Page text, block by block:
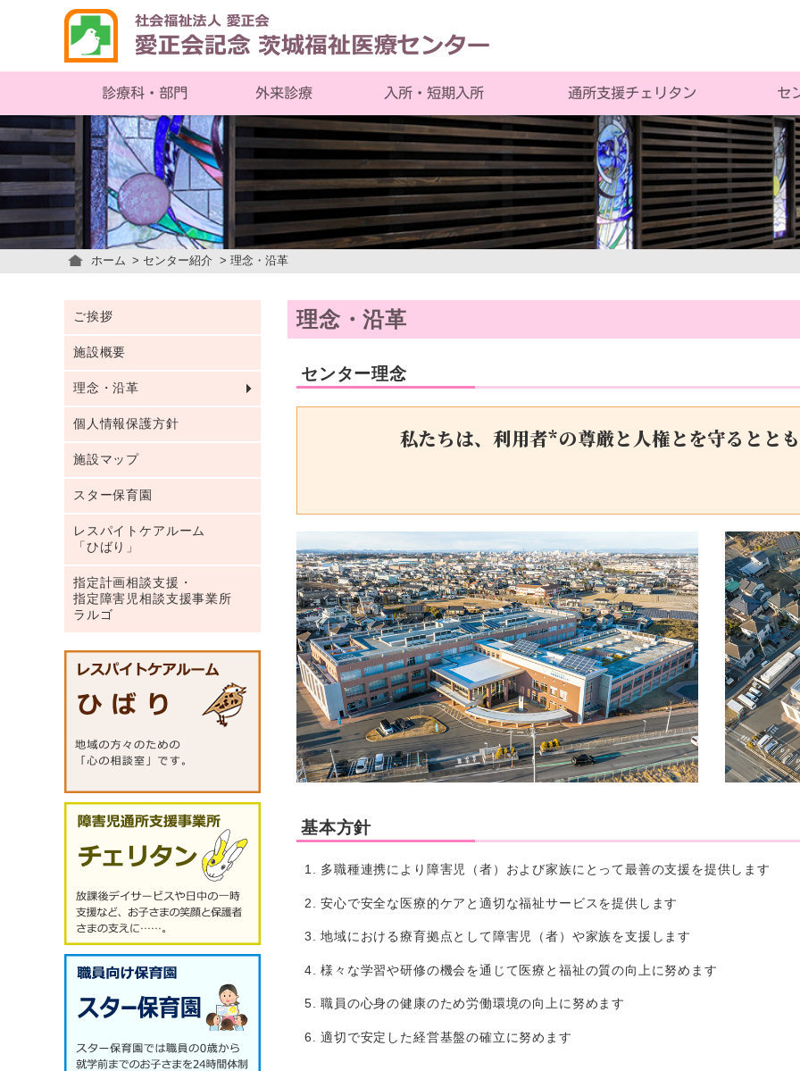
診療科・部門 外来診療 入所・短期入所 通所支援チェリタン セ
ホーム センター紹介 理念・沿革
理念・沿革
センター理念
私たちは、利用者*の尊厳と人権とを守るとと
基本方針
多職種連携により障害児（者）および家族にとって最善の支援を提供します
安心で安全な医療的ケアと適切な福祉サービスを提供します
地域における療育拠点として障害児（者）や家族を支援します
様々な学習や研修の機会を通じて医療と福祉の質の向上に努めます
職員の心身の健康のため労働環境の向上に努めます
適切で安定した経営基盤の確立に努めます
ご挨拶
施設概要
理念・沿革
個人情報保護方針
施設マップ
スター保育園
レスパイトケアルーム
「ひばり」
指定計画相談支援・
指定障害児相談支援事業所
ラルゴ